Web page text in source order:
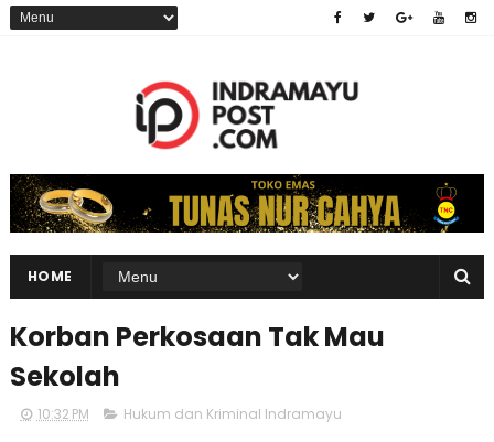
HOME
Korban Perkosaan Tak Mau
Sekolah
10:32 PM Hukum dan Kriminal Indramayu